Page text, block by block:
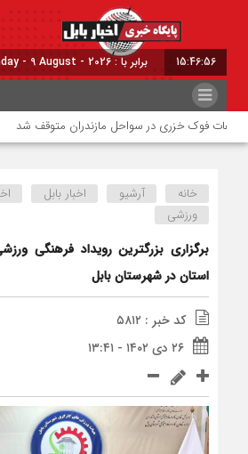
15:46:56 برابر با : Sunday - 9 August - 2026
تلفات فوک خزری در سواحل مازندران متوقف شد
خانه آرشیو اخبار بابل
ورزشی
برگزاری بزرگترین رویداد فرهنگی
استان در شهرستان بابل
کد خبر : ۵۸۱۲
۲۶ دی ۱۴۰۲ - ۱۳:۴۱